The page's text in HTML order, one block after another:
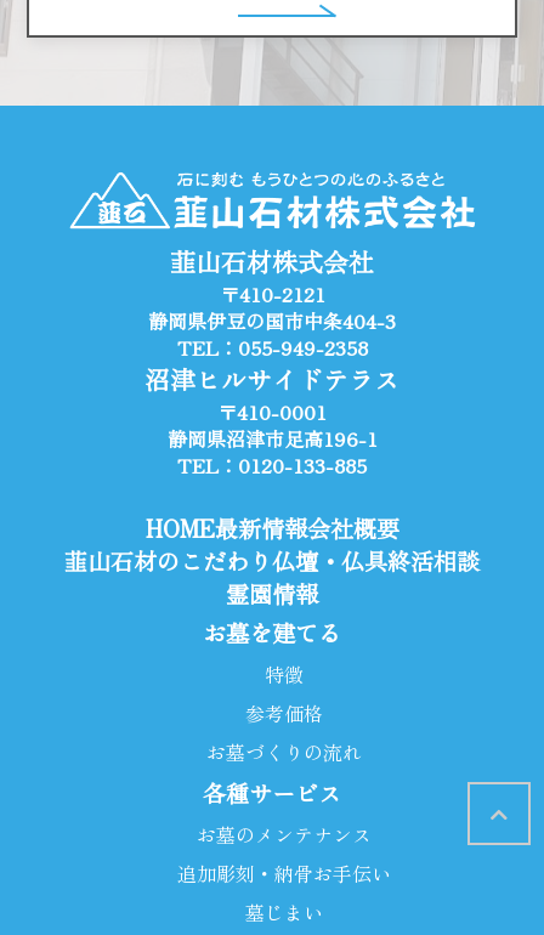
韮山石材株式会社
〒410-2121
静岡県伊豆の国市中条404-3
TEL：055-949-2358
沼津ヒルサイドテラス
〒410-0001
静岡県沼津市足高196-1
TEL：0120-133-885
HOME最新情報会社概要
韮山石材のこだわり仏壇・仏具終活相談
霊園情報
お墓を建てる
特徴
参考価格
お墓づくりの流れ
各種サービス
お墓のメンテナンス
追加彫刻・納骨お手伝い
墓じまい